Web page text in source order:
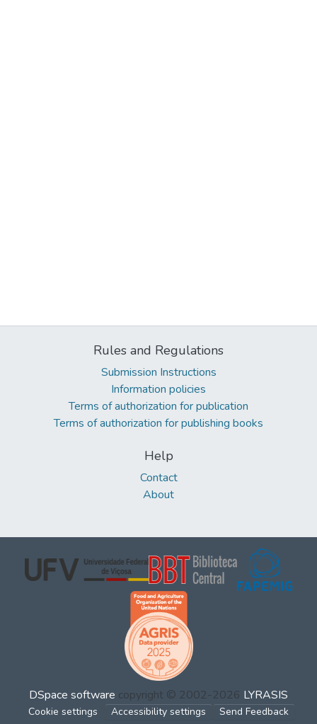
Rules and Regulations
Submission Instructions
Information policies
Terms of authorization for publication
Terms of authorization for publishing books
Help
Contact
About
DSpace software copyright © 2002-2026 LYRASIS
Cookie settings Accessibility settings Send Feedback